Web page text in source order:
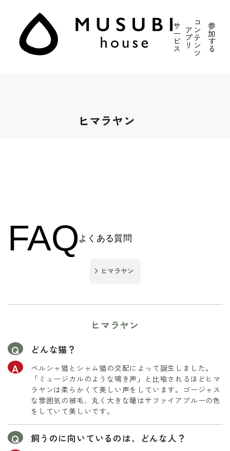
サ
ー
ビ
ス
ア
プ
リ
コ
ン
テ
ン
ツ
参
加
す
る
ヒマラヤン
FAQ よくある質問
ヒマラヤン
ヒマラヤン
どんな猫？
ペルシャ猫とシャム猫の交配によって誕生しました。
「ミュージカルのような鳴き声」と比喩されるほどヒマ
ラヤンは柔らかくて美しい声をしています。ゴージャス
な雰囲気の被毛、丸く大きな瞳はサファイアブルーの色
をしていて美しいです。
飼うのに向いているのは、どんな人？